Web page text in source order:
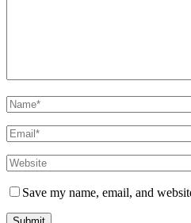
Save my name, email, and